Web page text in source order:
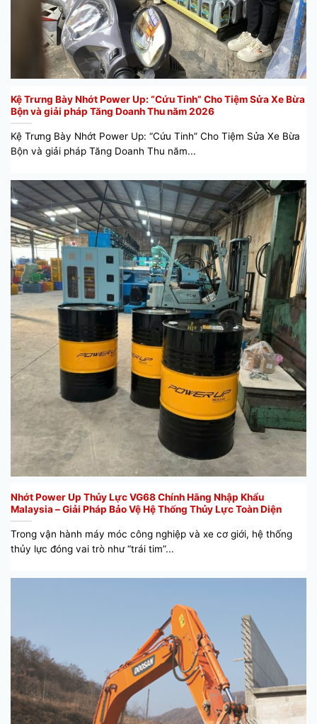
Kệ Trưng Bày Nhớt Power Up: “Cứu Tinh” Cho Tiệm Sửa Xe Bừa
Bộn và giải pháp Tăng Doanh Thu năm 2026
Kệ Trưng Bày Nhớt Power Up: “Cứu Tinh” Cho Tiệm Sửa Xe Bừa
Bộn và giải pháp Tăng Doanh Thu năm...
Nhớt Power Up Thủy Lực VG68 Chính Hãng Nhập Khẩu
Malaysia – Giải Pháp Bảo Vệ Hệ Thống Thủy Lực Toàn Diện
Trong vận hành máy móc công nghiệp và xe cơ giới, hệ thống
thủy lực đóng vai trò như “trái tim”...